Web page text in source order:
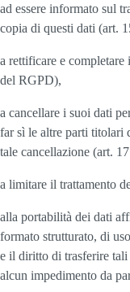
ad essere informato sul
copia di questi dati (art.
a rettificare e
del RGPD),
a cancellare i suoi dati
far sì le altre parti titolari
tale cancellazione (art.
a limitare il trattamento
alla portabilità dei dati
formato strutturato, di
e il diritto di trasferire tali
alcun impedimento da